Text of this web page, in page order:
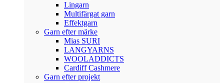
Lingarn
Multifärgat garn
Effektgarn
Garn efter märke
Mias SURI
LANGYARNS
WOOLADDICTS
Cardiff Cashmere
Garn efter projekt